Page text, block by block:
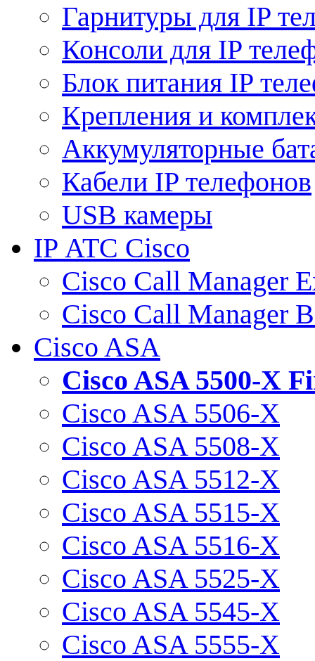
Гарнитуры для IP
Консоли для IP
Блок питания IP
Крепления и
Аккумуляторные
Кабели IP телефонов
USB камеры
IP АТС Cisco
Cisco Call Manager
Cisco Call Manager
Cisco ASA
Cisco ASA 5500-X
Cisco ASA 5506-X
Cisco ASA 5508-X
Cisco ASA 5512-X
Cisco ASA 5515-X
Cisco ASA 5516-X
Cisco ASA 5525-X
Cisco ASA 5545-X
Cisco ASA 5555-X